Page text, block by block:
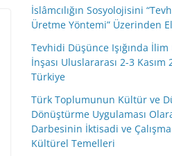
rİslâmcılığın Sosyolojisini
Üretme Yöntemi” Üzerinden
Tevhidi Düşünce Işığında İlim
İnşası Uluslararası 2-3 Kasım
Türkiye
Türk Toplumunun Kültür ve
Dönüştürme Uygulaması
Darbesinin İktisadi ve Çalışma
Kültürel Temelleri